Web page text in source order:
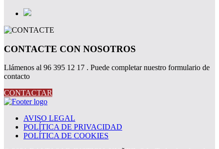
CONTACTE CON NOSOTROS
Llámenos al 96 395 12 17 . Puede completar nuestro formulario de
contacto
CONTACTAR
AVISO LEGAL
POLÍTICA DE PRIVACIDAD
POLÍTICA DE COOKIES